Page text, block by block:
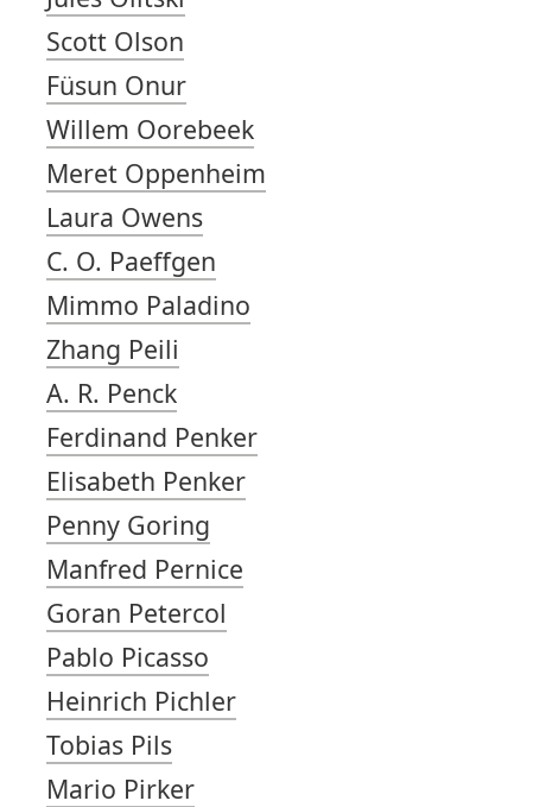
Scott Olson
Füsun Onur
Willem Oorebeek
Meret Oppenheim
Laura Owens
C. O. Paeffgen
Mimmo Paladino
Zhang Peili
A. R. Penck
Ferdinand Penker
Elisabeth Penker
Penny Goring
Manfred Pernice
Goran Petercol
Pablo Picasso
Heinrich Pichler
Tobias Pils
Mario Pirker